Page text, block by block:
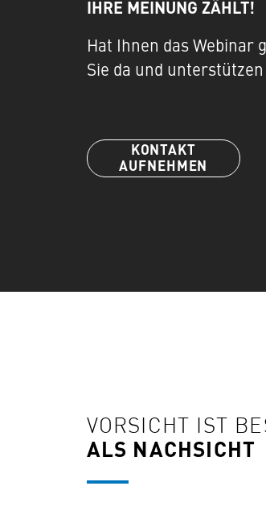
IHRE MEINUNG ZÄHLT!
Hat Ihnen das Webinar
Sie da und
KONTAKT
AUFNEHMEN
VORSICHT IST
ALS NACHSICHT